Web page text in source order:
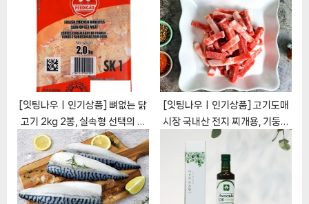
[EatingNOWㅣ추천상품]
[잇팅나우ㅣ인기상품] 뼈없는 닭
고기 2kg 2봉, 실속형 선택의 정
수 [EatingNOWㅣ추천상품]
[잇팅나우ㅣ인기상품] 고기도매
시장 국내산 전지 찌개용, 기둥모
양 1.5cm… [EatingNOWㅣ추
천상품]